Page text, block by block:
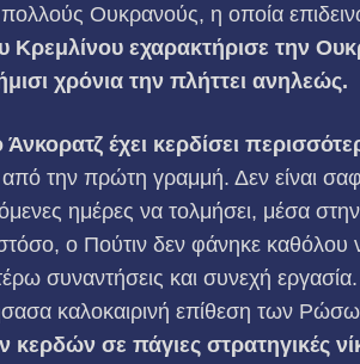
πολλούς Ουκρανούς, η οποία
Κρεμλίνου εχαρακτήρισε την
χρόνια την πλήττει ανηλεώς.
έχει κερδίσει
την πρώτη γραμμή. Δεν είναι
ημέρες να τολμήσει, μέσα
ο Πούτιν δεν φάνηκε καθόλου
συναντήσεις και συνεχή
καλοκαιρινή επίθεση των
σε πάγιες στρατηγικές